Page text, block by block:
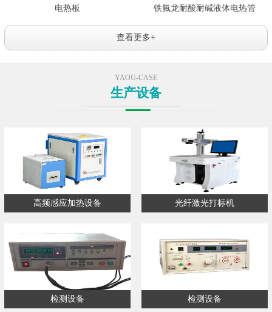
电热板 铁氟龙耐酸耐碱液体电热管
查看更多+
YAOU-CASE
生产设备
高频感应加热设备 光纤激光打标机
检测设备 检测设备